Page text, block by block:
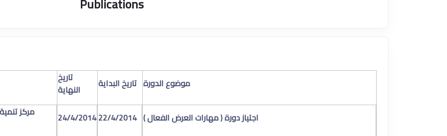
موضوع الدورة تاريخ البداية
تاريخ
النهاية
اجتياز دورة ( مهارات العرض الفعال ) 22/4/2014
24/4/2014 مركز